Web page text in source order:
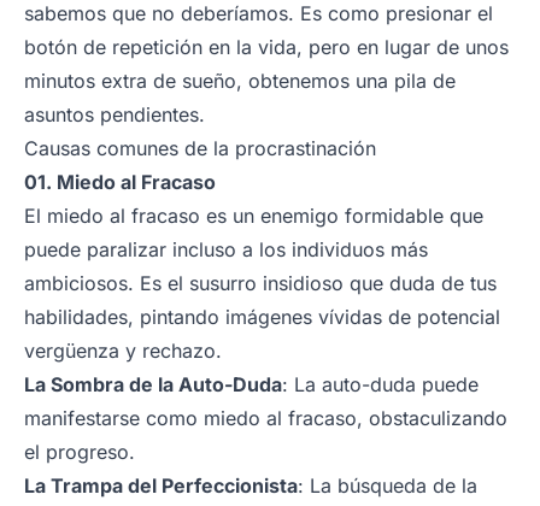
sabemos que no deberíamos. Es como presionar el
botón de repetición en la vida, pero en lugar de unos
minutos extra de sueño, obtenemos una pila de
asuntos pendientes.
Causas comunes de la procrastinación
01. Miedo al Fracaso
El miedo al fracaso es un enemigo formidable que
puede paralizar incluso a los individuos más
ambiciosos. Es el susurro insidioso que duda de tus
habilidades, pintando imágenes vívidas de potencial
vergüenza y rechazo.
La Sombra de la Auto-Duda: La auto-duda puede
manifestarse como miedo al fracaso, obstaculizando
el progreso.
La Trampa del Perfeccionista: La búsqueda de la